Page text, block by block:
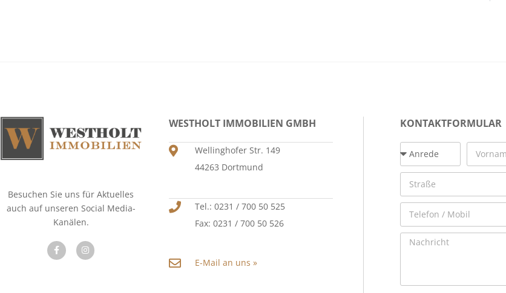
Besuchen Sie uns für Aktuelles
auch auf unseren Social Media-
Kanälen.
WESTHOLT IMMOBILIEN GMBH
Wellinghofer Str. 149
44263 Dortmund
Tel.: 0231 / 700 50 525
Fax: 0231 / 700 50 526
E-Mail an uns »
KONTAKTFORMULAR